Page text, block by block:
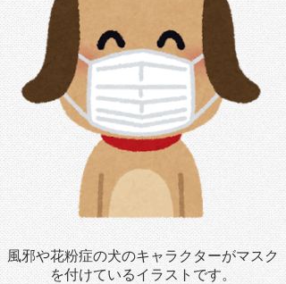
風邪や花粉症の犬のキャラクターがマスク
を付けているイラストです。